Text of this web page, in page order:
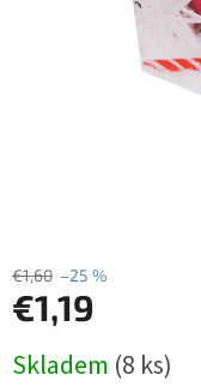
€1,60 –25 %
€1,19
cena:
Skladem (8 ks)